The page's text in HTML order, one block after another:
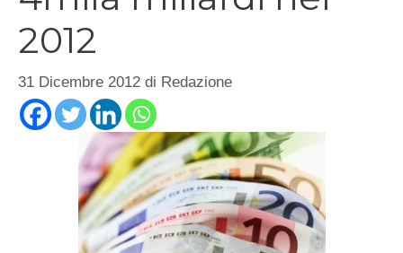
2012
31 Dicembre 2012 di Redazione